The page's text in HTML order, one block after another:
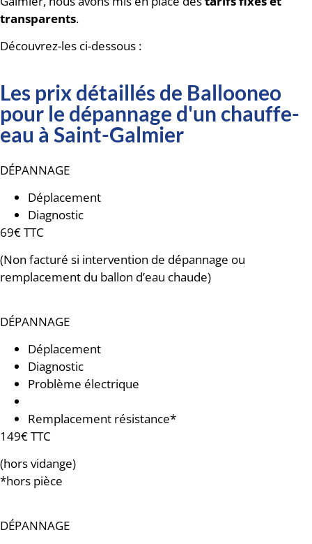
transparents.
Découvrez-les ci-dessous :
Les prix détaillés de Ballooneo
pour le dépannage d'un chauffe-
eau à Saint-Galmier
DÉPANNAGE
Déplacement
Diagnostic
69€ TTC
(Non facturé si intervention de dépannage ou
remplacement du ballon d’eau chaude)
DÉPANNAGE
Déplacement
Diagnostic
Problème électrique
Remplacement résistance*
149€ TTC
(hors vidange)
*hors pièce
DÉPANNAGE